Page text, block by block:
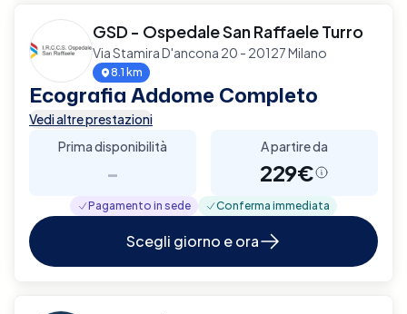
GSD - Ospedale San Raffaele Turro
Via Stamira D'ancona 20 - 20127 Milano
8.1 km
Ecografia Addome Completo
Vedi altre prestazioni
Prima disponibilità
-
A partire da
229€
Pagamento in sede Conferma immediata
Scegli giorno e ora